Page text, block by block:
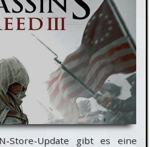
Store-Update gibt es eine